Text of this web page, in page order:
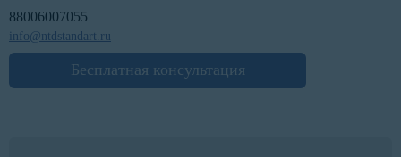
88006007055
info@ntdstandart.ru
Бесплатная консультация